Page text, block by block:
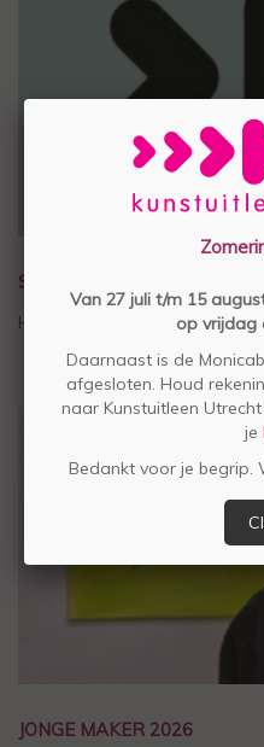
STEUN STICHTING
Help mee voor € 4,50 per
JONGE MAKER 2026
Van 27 juli t/m 15
op vrijdag
Daarnaast is de
afgesloten. Houd
naar Kunstuitleen
je
Bedankt voor je begrip.